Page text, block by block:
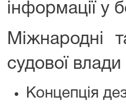
інформації у
Міжнародні
судової
Концепція